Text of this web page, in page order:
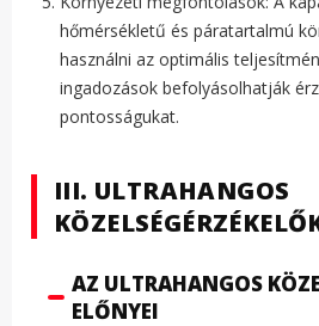
hőmérsékletű és páratartalmú
használni az optimális
ingadozások befolyásolhatják
pontosságukat.
III. ULTRAHANGOS
AZ ULTRAHANGOS
ELŐNYEI